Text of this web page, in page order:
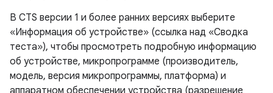
В CTS версии 1 и более ранних версиях выберите
«Информация об устройстве» (ссылка над «Сводка
теста»), чтобы просмотреть подробную информацию
об устройстве, микропрограмме (производитель,
модель, версия микропрограммы, платформа) и
аппаратном обеспечении устройства (разрешение